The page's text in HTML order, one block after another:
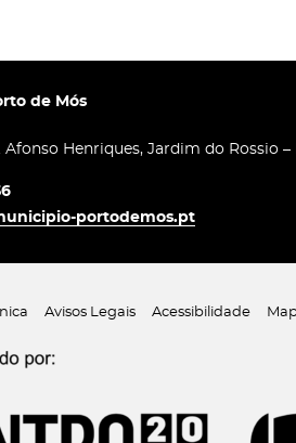
de Mós
Afonso Henriques, Jardim do Rossio
portodemos.pt
Avisos Legais Acessibilidade